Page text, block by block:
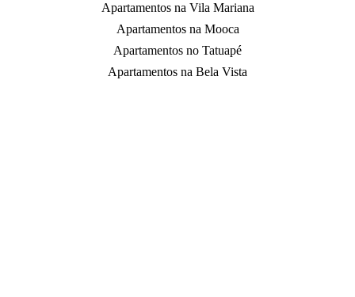
Apartamentos na Vila Mariana
Apartamentos na Mooca
Apartamentos no Tatuapé
Apartamentos na Bela Vista